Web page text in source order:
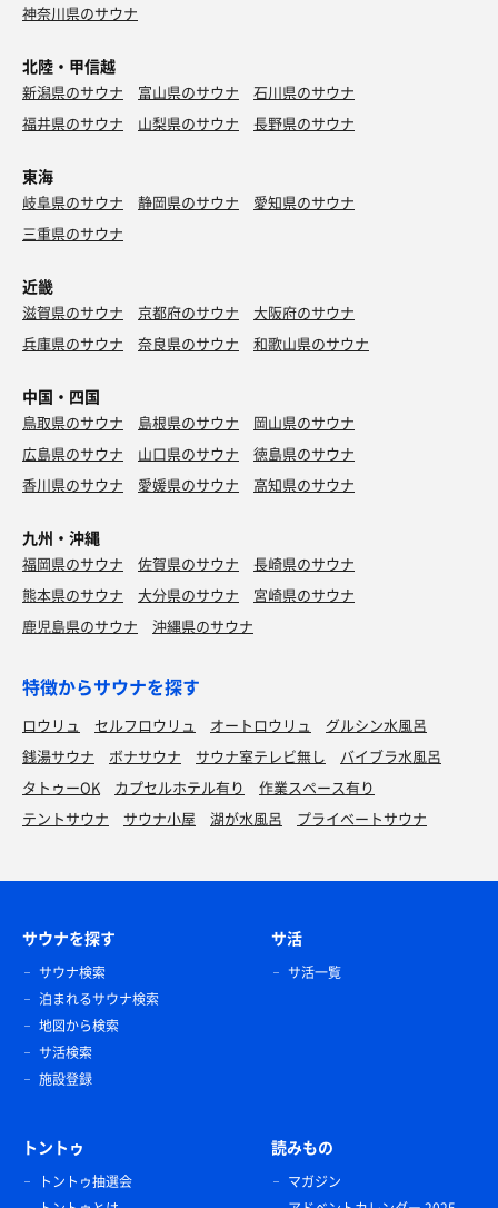
神奈川県のサウナ
北陸・甲信越
新潟県のサウナ 富山県のサウナ
石川県のサウナ
福井県のサウナ
山梨県のサウナ 長野県のサウナ
東海
岐阜県のサウナ 静岡県のサウナ
愛知県のサウナ
三重県のサウナ
近畿
滋賀県のサウナ 京都府のサウナ
大阪府のサウナ
兵庫県のサウナ
奈良県のサウナ 和歌山県のサウナ
中国・四国
鳥取県のサウナ 島根県のサウナ
岡山県のサウナ
広島県のサウナ
山口県のサウナ
徳島県のサウナ
香川県のサウナ
愛媛県のサウナ 高知県のサウナ
九州・沖縄
福岡県のサウナ 佐賀県のサウナ
長崎県のサウナ
熊本県のサウナ
大分県のサウナ
宮崎県のサウナ
鹿児島県のサウナ
沖縄県のサウナ
特徴からサウナを探す
ロウリュ セルフロウリュ オートロウリュ
グルシン水風呂
銭湯サウナ
ボナサウナ サウナ室テレビ無し
バイブラ水風呂
タトゥーOK
カプセルホテル有り
作業スペース有り
テントサウナ
サウナ小屋 湖が水風呂 プライベートサウナ
サウナを探す
サウナ検索
泊まれるサウナ検索
地図から検索
サ活検索
施設登録
サ活
サ活一覧
トントゥ
トントゥ抽選会
読みもの
マガジン